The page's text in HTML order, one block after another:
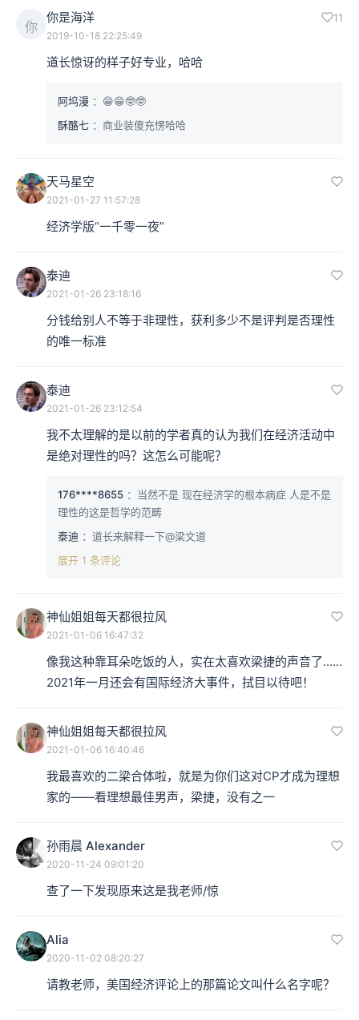
你
你是海洋 11
2019-10-18 22:25:49
道长惊讶的样子好专业，哈哈
阿坞漫 ：😁😁🤓🤓
酥酪七 ：商业装傻充愣哈哈
天马星空
2021-01-27 11:57:28
经济学版“一千零一夜”
泰迪
2021-01-26 23:18:16
分钱给别人不等于非理性，获利多少不是评判是否理性
的唯一标准
泰迪
2021-01-26 23:12:54
我不太理解的是以前的学者真的认为我们在经济活动中
是绝对理性的吗？这怎么可能呢？
176****8655 ：当然不是 现在经济学的根本病症 人是不是
理性的这是哲学的范畴
泰迪 ：道长来解释一下@梁文道
展开 1 条评论
神仙姐姐每天都很拉风
2021-01-06 16:47:32
像我这种靠耳朵吃饭的人，实在太喜欢梁捷的声音了……
2021年一月还会有国际经济大事件，拭目以待吧！
神仙姐姐每天都很拉风
2021-01-06 16:40:46
我最喜欢的二梁合体啦，就是为你们这对CP才成为理想
家的——看理想最佳男声，梁捷，没有之一
孙雨晨 Alexander
2020-11-24 09:01:20
查了一下发现原来这是我老师/惊
Alia
2020-11-02 08:20:27
请教老师，美国经济评论上的那篇论文叫什么名字呢？